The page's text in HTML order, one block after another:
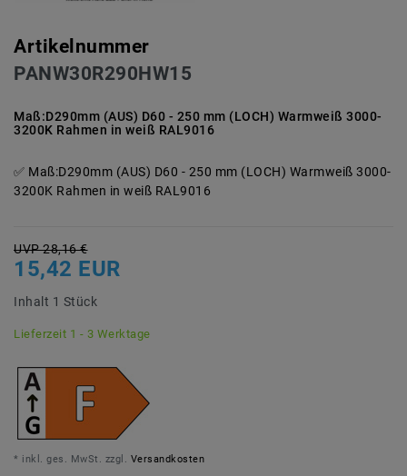
Artikelnummer
PANW30R290HW15
Maß:D290mm (AUS) D60 - 250 mm (LOCH) Warmweiß 3000-
3200K Rahmen in weiß RAL9016
Maß:D290mm (AUS) D60 - 250 mm (LOCH) Warmweiß 3000-
3200K Rahmen in weiß RAL9016
UVP 28,16 €
15,42 EUR
Inhalt 1 Stück
Lieferzeit 1 - 3 Werktage
* inkl. ges. MwSt. zzgl. Versandkosten